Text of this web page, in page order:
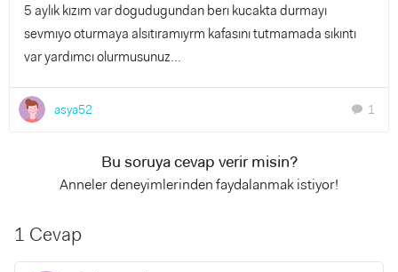
5 aylık kızım var dogudugundan berı kucakta durmayı
sevmıyo oturmaya alsıtıramıyrm kafasını tutmamada sıkıntı
var yardımcı olurmusunuz...
asya52 chat 1
Bu soruya cevap verir misin?
Anneler deneyimlerinden faydalanmak istiyor!
1 Cevap